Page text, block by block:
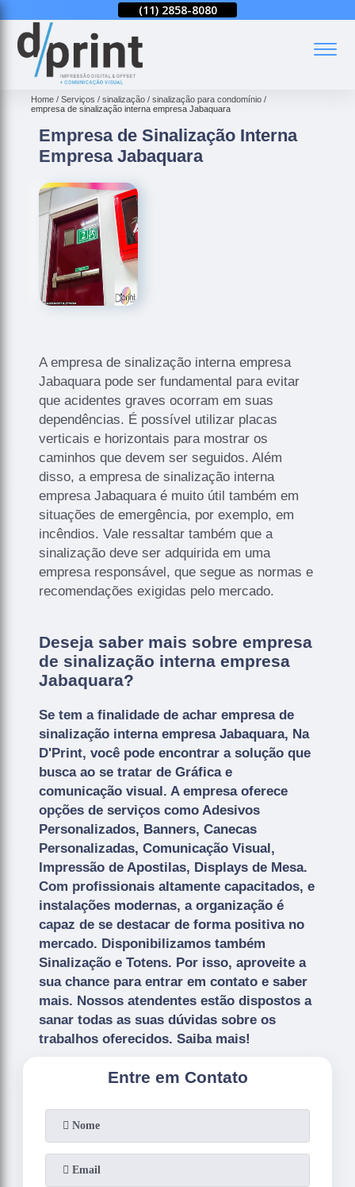
(11) 2858-8080 (11)
Home Serviços sinalização
sinalização para condomínio
empresa de sinalização interna empresa Jabaquara
Empresa de Sinalização Interna
Empresa Jabaquara
A empresa de sinalização interna empresa
Jabaquara pode ser fundamental para evitar
que acidentes graves ocorram em suas
dependências. É possível utilizar placas
verticais e horizontais para mostrar os
caminhos que devem ser seguidos. Além
disso, a empresa de sinalização interna
empresa Jabaquara é muito útil também em
situações de emergência, por exemplo, em
incêndios. Vale ressaltar também que a
sinalização deve ser adquirida em uma
empresa responsável, que segue as normas e
recomendações exigidas pelo mercado.
Deseja saber mais sobre empresa
de sinalização interna empresa
Jabaquara?
Se tem a finalidade de achar empresa de
sinalização interna empresa Jabaquara, Na
D'Print, você pode encontrar a solução que
busca ao se tratar de Gráfica e
comunicação visual. A empresa oferece
opções de serviços como Adesivos
Personalizados, Banners, Canecas
Personalizadas, Comunicação Visual,
Impressão de Apostilas, Displays de Mesa.
Com profissionais altamente capacitados, e
instalações modernas, a organização é
capaz de se destacar de forma positiva no
mercado. Disponibilizamos também
Sinalização e Totens. Por isso, aproveite a
sua chance para entrar em contato e saber
mais. Nossos atendentes estão dispostos a
sanar todas as suas dúvidas sobre os
trabalhos oferecidos. Saiba mais!
Entre em Contato